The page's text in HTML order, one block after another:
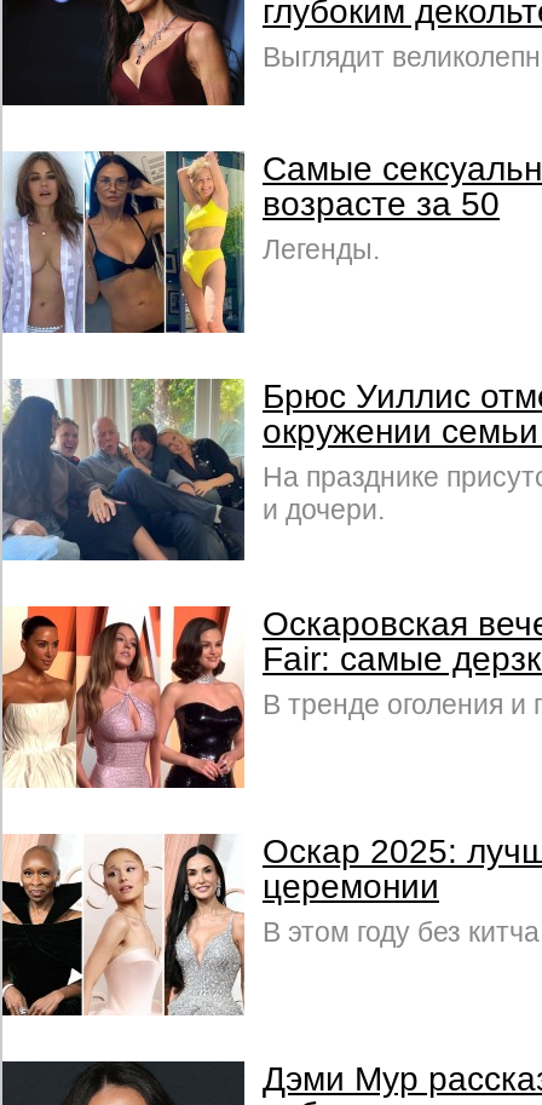
глубоким
Выглядит
Самые
возрасте за 50
Легенды.
Брюс Уиллис
окружении
На празднике
и дочери.
Оскаровская
Fair: самые
В тренде оголения и
Оскар 2025:
церемонии
В этом году без
Дэми Мур